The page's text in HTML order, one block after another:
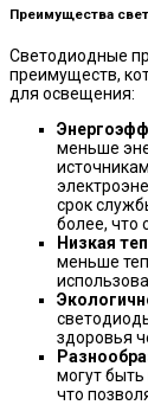
Преимущества
Светодиодные
преимуществ,
для освещения:
меньше
срок
более, что
Низкая
меньше
здоровья
могут
что